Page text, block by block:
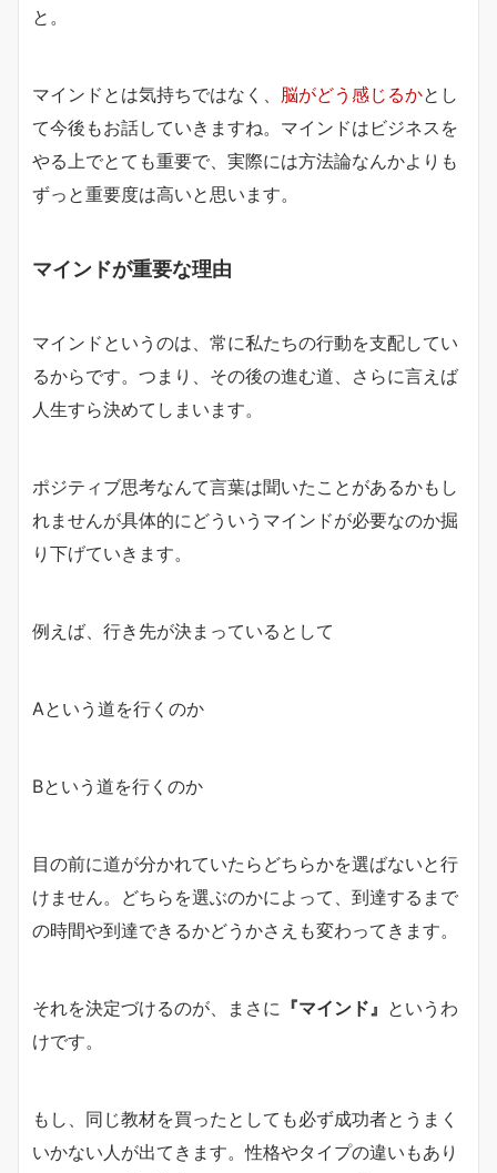
と。
マインドとは気持ちではなく、 脳がどう感じるかとし
て今後もお話していきますね。マインドはビジネスを
やる上でとても重要で、実際には方法論なんかよりも
ずっと重要度は高いと思います。
マインドが重要な理由
マインドというのは、常に私たちの行動を支配してい
るからです。つまり、その後の進む道、さらに言えば
人生すら決めてしまいます。
ポジティブ思考なんて言葉は聞いたことがあるかもし
れませんが具体的にどういうマインドが必要なのか掘
り下げていきます。
例えば、行き先が決まっているとして
Aという道を行くのか
Bという道を行くのか
目の前に道が分かれていたらどちらかを選ばないと行
けません。どちらを選ぶのかによって、到達するまで
の時間や到達できるかどうかさえも変わってきます。
それを決定づけるのが、まさに 『マインド』 というわ
けです。
もし、同じ教材を買ったとしても必ず成功者とうまく
いかない人が出てきます。性格やタイプの違いもあり